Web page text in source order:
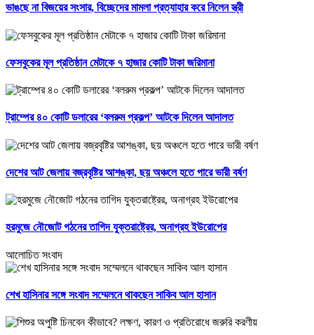
ভাঙছে না বিজয়ের সংসার, বিচ্ছেদের মামলা প্রত্যাহার করে নিলেন স্ত্রী
ফেসবুকের মূল প্রতিষ্ঠান মেটাকে ৭ হাজার কোটি টাকা জরিমানা
ট্রাম্পের ৪০ কোটি ডলারের ‘বলরুম প্রকল্প’ আটকে দিলেন আদালত
দেশের আট জেলায় বজ্রবৃষ্টির আশঙ্কা, ছয় অঞ্চলে হতে পারে ভারী বর্ষণ
হরমুজে নৌজোট গঠনের তাগিদ যুক্তরাষ্ট্রের, অনাগ্রহ ইউরোপের
আলোচিত সংবাদ
শেখ হাসিনার সঙ্গে সংবাদ সম্মেলনে থাকছেন সাকিব আল হাসান